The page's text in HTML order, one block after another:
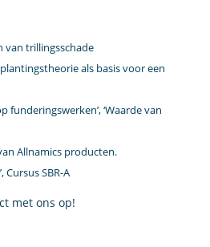
van trillingsschade
als basis voor een
‘Waarde van
Allnamics producten.
Cursus SBR-A
met ons op!